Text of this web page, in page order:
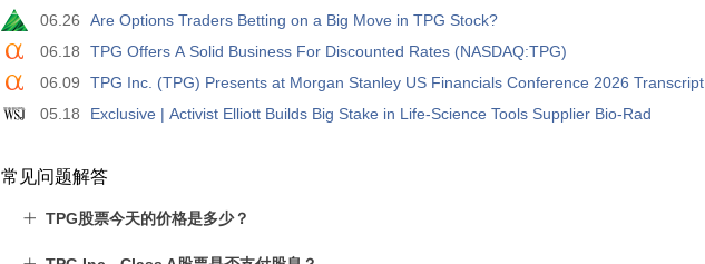
06.26
Are Options Traders Betting on a Big Move in TPG Stock?
06.18
TPG Offers A Solid Business For Discounted Rates (NASDAQ:TPG)
06.09
TPG Inc. (TPG) Presents at Morgan Stanley US Financials Conference 2026 Transcript
05.18
Exclusive | Activist Elliott Builds Big Stake in Life-Science Tools Supplier Bio-Rad
常见问题解答
TPG股票今天的价格是多少？